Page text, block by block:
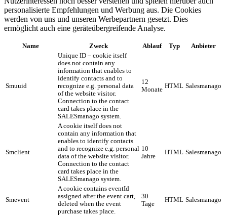
personalisierte Empfehlungen und Werbung aus. ​Die Cookies
werden von uns und unseren Werbepartnern gesetzt. Dies
ermöglicht auch eine geräteübergreifende Analyse.
Name Zweck Ablauf Typ Anbieter
Smuuid
Unique ID – cookie itself
does not contain any
information that enables to
identify contacts and to
recognize e.g. personal data
of the website visitor.
Connection to the contact
card takes place in the
SALESmanago system.
12
Monate HTML Salesmanago
Smclient
A cookie itself does not
contain any information that
enables to identify contacts
and to recognize e.g. personal
data of the website visitor.
Connection to the contact
card takes place in the
SALESmanago system.
10
Jahre
HTML Salesmanago
Smevent
A cookie contains eventId
assigned after the event cart,
deleted when the event
purchase takes place.
30
Tage
HTML Salesmanago